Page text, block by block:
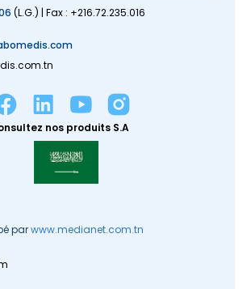
(L.G.) | Fax : +216.72.235.016
nos produits S.A
parwww.medianet.com.tn